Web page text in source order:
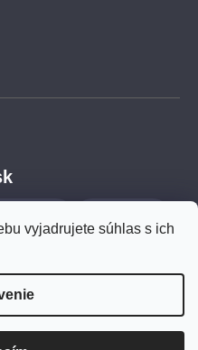
vyjadrujete súhlas s ich